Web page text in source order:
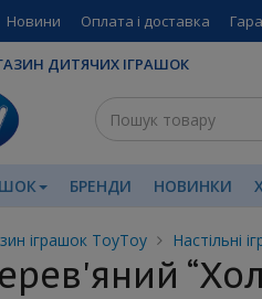
Новини Оплата і доставка
ДИТЯЧИХ ІГРАШОК
БРЕНДИ НОВИНКИ
іграшок ToyToy Настільні